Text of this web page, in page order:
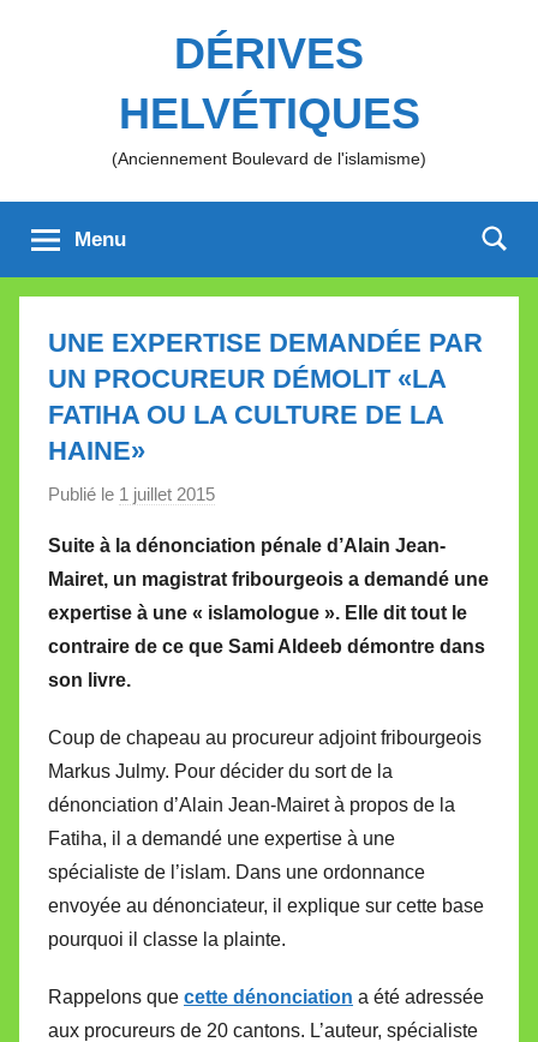
DÉRIVES
HELVÉTIQUES
(Anciennement Boulevard de l'islamisme)
Menu
UNE EXPERTISE DEMANDÉE PAR
UN PROCUREUR DÉMOLIT «LA
FATIHA OU LA CULTURE DE LA
HAINE»
Publié le 1 juillet 2015
r
M
i
r
l
e
V
a
l
l
t
t
Suite à la dénonciation pénale d’Alain Jean-
Mairet, un magistrat fribourgeois a demandé une
expertise à une « islamologue ». Elle dit tout le
contraire de ce que Sami Aldeeb démontre dans
son livre.
Coup de chapeau au procureur adjoint fribourgeois
Markus Julmy. Pour décider du sort de la
dénonciation d’Alain Jean-Mairet à propos de la
Fatiha, il a demandé une expertise à une
spécialiste de l’islam. Dans une ordonnance
envoyée au dénonciateur, il explique sur cette base
pourquoi il classe la plainte.
Rappelons que cette dénonciation a été adressée
aux procureurs de 20 cantons. L’auteur, spécialiste